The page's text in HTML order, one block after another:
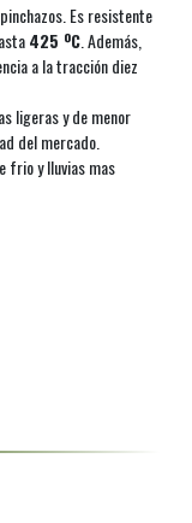
Es resistente
425 ºC . Además,
a la tracción diez
ligeras y de menor
del mercado.
frio y lluvias mas